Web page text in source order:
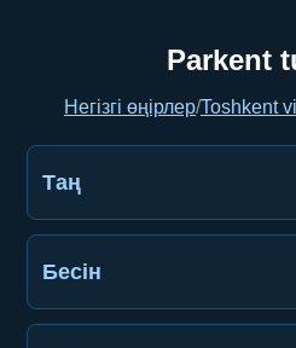
Parkent
Негізгі өңірлер/Toshkent
Таң
Бесін